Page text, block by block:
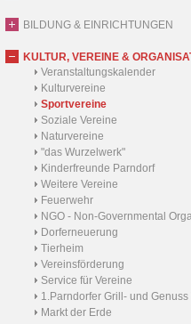
BILDUNG & EINRICHTUNGEN
KULTUR, VEREINE &
Veranstaltungskalender
Kulturvereine
Sportvereine
Soziale Vereine
Naturvereine
"das Wurzelwerk"
Kinderfreunde Parndorf
Weitere Vereine
Feuerwehr
NGO - Non-Governmental
Dorferneuerung
Tierheim
Vereinsförderung
Service für Vereine
1.Parndorfer Grill- und Genuss
Markt der Erde